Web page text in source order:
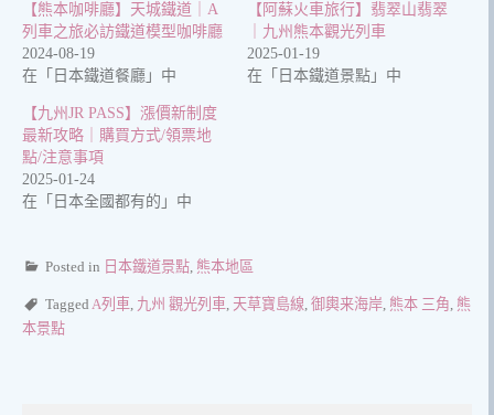
【熊本咖啡廳】天城鐵道｜A
列車之旅必訪鐵道模型咖啡廳
2024-08-19
在「日本鐵道餐廳」中
【阿蘇火車旅行】翡翠山翡翠
｜九州熊本觀光列車
2025-01-19
在「日本鐵道景點」中
【九州JR PASS】漲價新制度
最新攻略｜購買方式/領票地
點/注意事項
2025-01-24
在「日本全國都有的」中
Posted in 日本鐵道景點, 熊本地區
Tagged A列車, 九州 觀光列車, 天草寶島線, 御輿来海岸, 熊本 三角, 熊
本景點